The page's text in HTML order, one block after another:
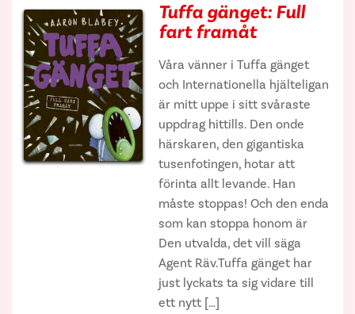
Tuffa gänget: Full
fart framåt
Våra vänner i Tuffa gänget
och Internationella hjälteligan
är mitt uppe i sitt svåraste
uppdrag hittills. Den onde
härskaren, den gigantiska
tusenfotingen, hotar att
förinta allt levande. Han
måste stoppas! Och den enda
som kan stoppa honom är
Den utvalda, det vill säga
Agent Räv.Tuffa gänget har
just lyckats ta sig vidare till
ett nytt […]